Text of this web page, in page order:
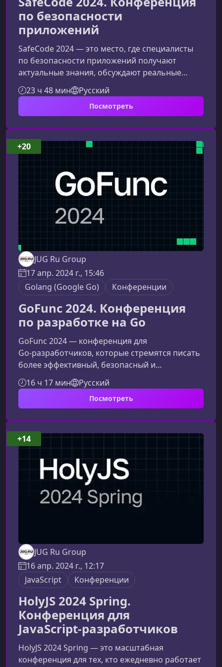
по безопасности
приложений
SafeCode 2024 — это место, где специалисты
по безопасности приложений получают
актуальные знания, обсуждают реальные
проблемы индустрии и находят решения,
применимые в рабочей среде. Конференция
объединяет практиков AppSec, позволяет
безопасность разработки под разными
углами.О чём конференция SafeCode
2024SafeCode 2024 сфокусирована на
приложений — от анализа уязвимостей д
23 ч 48 мин Русский
Посмотреть
JUG Ru Group
17 апр. 2024 г., 15:46
Golang (Google Go)
Конференции
GoFunc 2024. Конференция
по разработке на Go
GoFunc 2024 — конференция для
Go‑разработчиков, которые стремятся писать
более эффективный, безопасный и
масштабируемый продакшен‑код. Событие
объединяет экспертов и инженеров,
работающих с высокими нагрузками,
производительными архитектурами на Go.О
чем конференция GoFunc 2024Мероприятие
посвящено практическому применению Go в
реальных проектах. Участники получат
актуальные знания о разработке сервисов,
16 ч 17 мин Русский
Посмотреть
+20
JUG Ru Group
16 апр. 2024 г., 12:17
JavaScript
Конференции
HolyJS 2024 Spring.
Конференция для
JavaScript‑разработчиков
HolyJS 2024 Spring — это масштабная
конференция для тех, кто ежедневно работает
+14